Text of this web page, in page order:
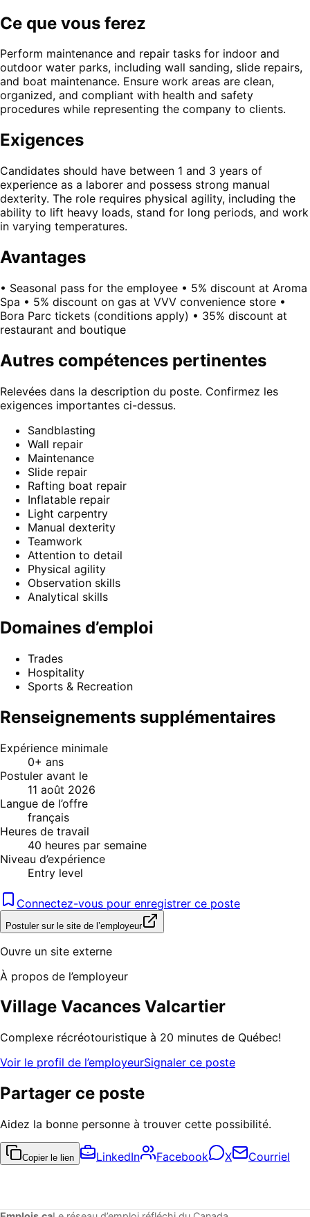
Ce que vous ferez
Perform maintenance and repair tasks for indoor and
outdoor water parks, including wall sanding, slide repairs,
and boat maintenance. Ensure work areas are clean,
organized, and compliant with health and safety
procedures while representing the company to clients.
Exigences
Candidates should have between 1 and 3 years of
experience as a laborer and possess strong manual
dexterity. The role requires physical agility, including the
ability to lift heavy loads, stand for long periods, and work
in varying temperatures.
Avantages
• Seasonal pass for the employee • 5% discount at Aroma
Spa • 5% discount on gas at VVV convenience store •
Bora Parc tickets (conditions apply) • 35% discount at
restaurant and boutique
Autres compétences pertinentes
Relevées dans la description du poste. Confirmez les
exigences importantes ci-dessus.
Sandblasting
Wall repair
Maintenance
Slide repair
Rafting boat repair
Inflatable repair
Light carpentry
Manual dexterity
Teamwork
Attention to detail
Physical agility
Observation skills
Analytical skills
Domaines d’emploi
Trades
Hospitality
Sports & Recreation
Renseignements supplémentaires
Expérience minimale
0+ ans
Postuler avant le
11 août 2026
Langue de l’offre
français
Heures de travail
40 heures par semaine
Niveau d’expérience
Entry level
Connectez-vous pour enregistrer ce poste
Postuler sur le site de l’employeur
Ouvre un site externe
À propos de l’employeur
Village Vacances Valcartier
Complexe récréotouristique à 20 minutes de Québec!
Voir le profil de l’employeurSignaler ce poste
Partager ce poste
Aidez la bonne personne à trouver cette possibilité.
Copier le lien LinkedIn Facebook X Courriel